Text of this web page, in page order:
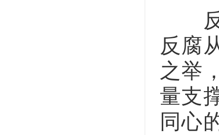
反
反腐
之举
量支
同心